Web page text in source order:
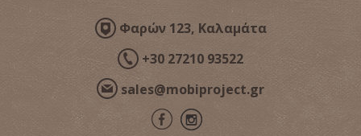
Φαρών 123, Καλαμάτα
+30 27210 93522
sales@mobiproject.gr